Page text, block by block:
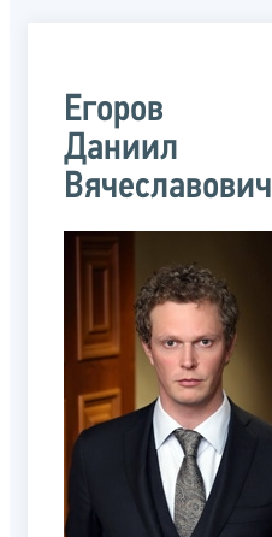
Егоров
Даниил
Вячеславович